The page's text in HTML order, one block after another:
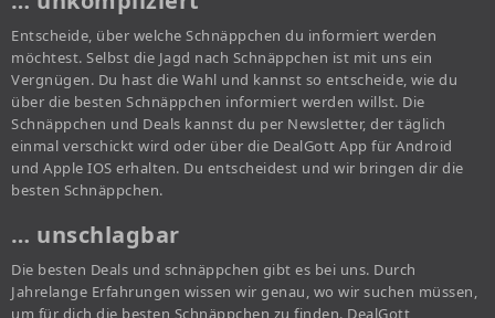
Entscheide, über welche Schnäppchen du informiert werden
möchtest. Selbst die Jagd nach Schnäppchen ist mit uns ein
Vergnügen. Du hast die Wahl und kannst so entscheide, wie du
über die besten Schnäppchen informiert werden willst. Die
Schnäppchen und Deals kannst du per Newsletter, der täglich
einmal verschickt wird oder über die DealGott App für Android
und Apple IOS erhalten. Du entscheidest und wir bringen dir die
besten Schnäppchen.
… unschlagbar
Die besten Deals und schnäppchen gibt es bei uns. Durch
Jahrelange Erfahrungen wissen wir genau, wo wir suchen müssen,
um für dich die besten Schnäppchen zu finden. DealGott